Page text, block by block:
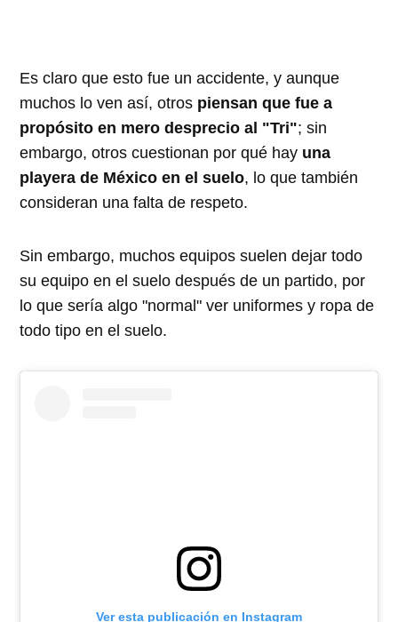
Es claro que esto fue un accidente, y aunque
muchos lo ven así, otros piensan que fue a
propósito en mero desprecio al "Tri"; sin
embargo, otros cuestionan por qué hay una
playera de México en el suelo, lo que también
consideran una falta de respeto.
Sin embargo, muchos equipos suelen dejar todo
su equipo en el suelo después de un partido, por
lo que sería algo "normal" ver uniformes y ropa de
todo tipo en el suelo.
Ver esta publicación en Instagram